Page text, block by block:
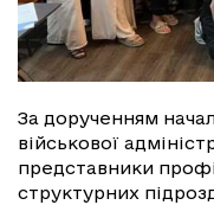
За дорученням
військової
представники
структурних